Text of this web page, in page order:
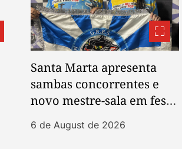
Santa Marta apresenta
sambas concorrentes e
novo mestre-sala em festa
6 de August de 2026